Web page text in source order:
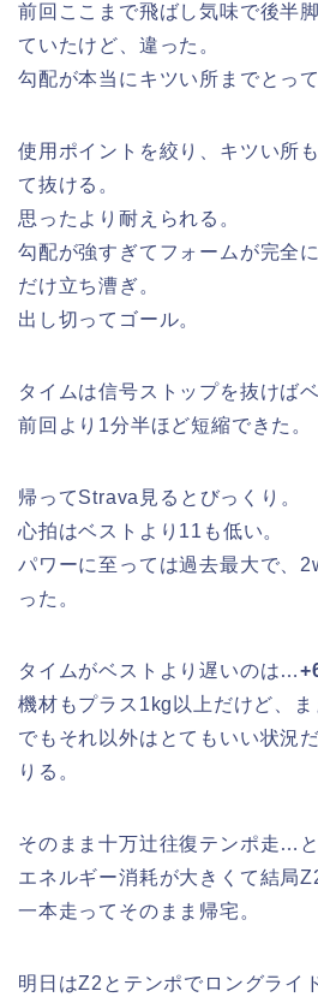
前回ここまで飛ばし気味で後半
ていたけど、違った。
勾配が本当にキツい所までとって
使用ポイントを絞り、キツい所
て抜ける。
思ったより耐えられる。
勾配が強すぎてフォームが完全
だけ立ち漕ぎ。
出し切ってゴール。
タイムは信号ストップを抜けば
前回より1分半ほど短縮できた。
帰ってStrava見るとびっくり。
心拍はベストより11も低い。
パワーに至っては過去最大で、
った。
タイムがベストより遅いのは…
機材もプラス1kg以上だけど、
でもそれ以外はとてもいい状況
りる。
そのまま十万辻往復テンポ走…
エネルギー消耗が大きくて結局
一本走ってそのまま帰宅。
明日はZ2とテンポでロングライ